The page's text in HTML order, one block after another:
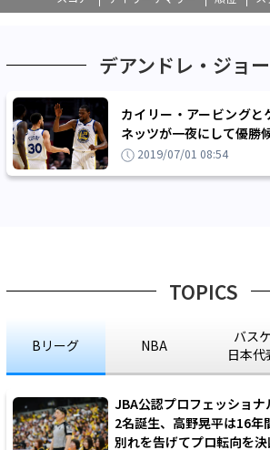
デアンドレ・ジョ
カイリー・アービングと
ネッツが一夜にして優勝
2019/07/01 08:54
TOPICS
Bリーグ NBA
バスケ
日本代
JBA公認プロフェッショ
2名誕生、高野晃平は16年
別れを告げてプロ転向を